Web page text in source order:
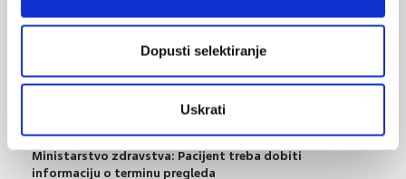
Dopusti selektiranje
Uskrati
radi smanjenja liste čekanja
Zdravstvena pismenost u Republici Hrvatskoj
30.01.2023.
Ministarstvo zdravstva: Pacijent treba dobiti
informaciju o terminu pregleda